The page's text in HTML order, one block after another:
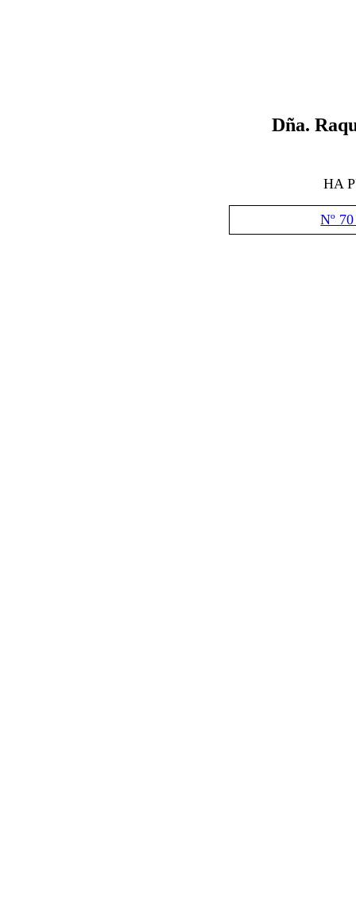
Dña.
HA
Nº